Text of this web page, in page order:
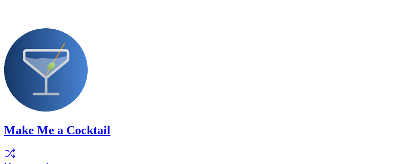
Make Me a Cocktail